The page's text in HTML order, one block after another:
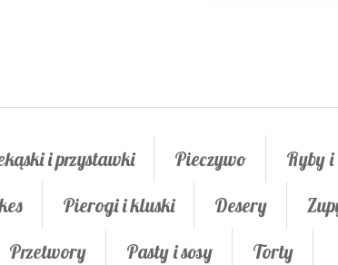
i przystawki Pieczywo
Ryby i
Pierogi i kluski Desery
Przetwory Pasty i sosy Torty